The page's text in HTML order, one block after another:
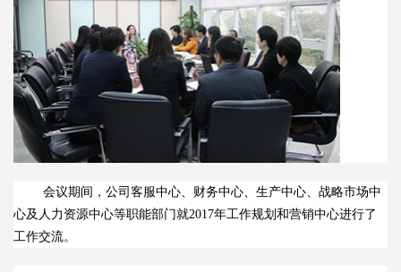
会议期间，公司客服中心、财务中心、生产中心、战略市场中
心及人力资源中心等职能部门就2017年工作规划和营销中心进行了
工作交流。